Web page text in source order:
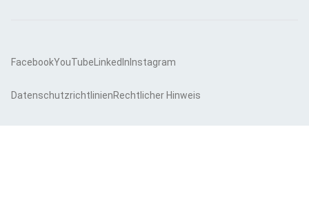
FacebookYouTubeLinkedInInstagram
DatenschutzrichtlinienRechtlicher Hinweis